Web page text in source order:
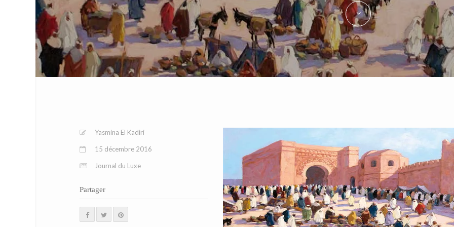
Yasmina El Kadiri
15 décembre 2016
Journal du Luxe
Partager